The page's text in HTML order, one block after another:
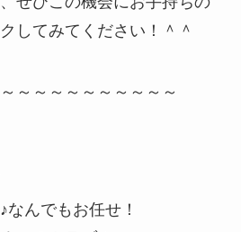
してみてください！＾＾
～～～～～～～～～～
んでもお任せ！